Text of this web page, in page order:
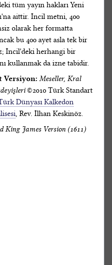
tüm yayın hakları Yeni
aittir. İncil metni, 400
olarak her formatta
bu 400 ayet asla tek bir
İncil'deki herhangi bir
kullanmak da izne tabidir.
Versiyon: Meseller, Kral
©2010 Türk Standart
Dünyası Kalkedon
, Rev. İlhan Keskinöz.
King James Version (1611)